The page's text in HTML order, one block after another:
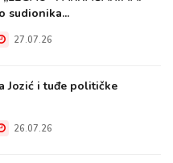
sudionika...
27.07.26
Jozić i tuđe političke
26.07.26